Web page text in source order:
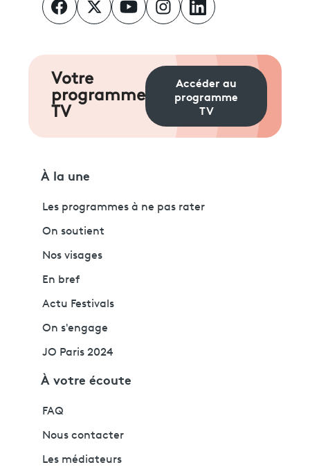
Votre
programme
TV
Accéder au
programme
TV
À la une
Les programmes à ne pas rater
On soutient
Nos visages
En bref
Actu Festivals
On s'engage
JO Paris 2024
À votre écoute
FAQ
Nous contacter
Les médiateurs